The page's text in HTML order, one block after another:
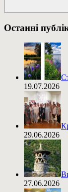
Останні
19.07.2026
29.06.2026
27.06.2026